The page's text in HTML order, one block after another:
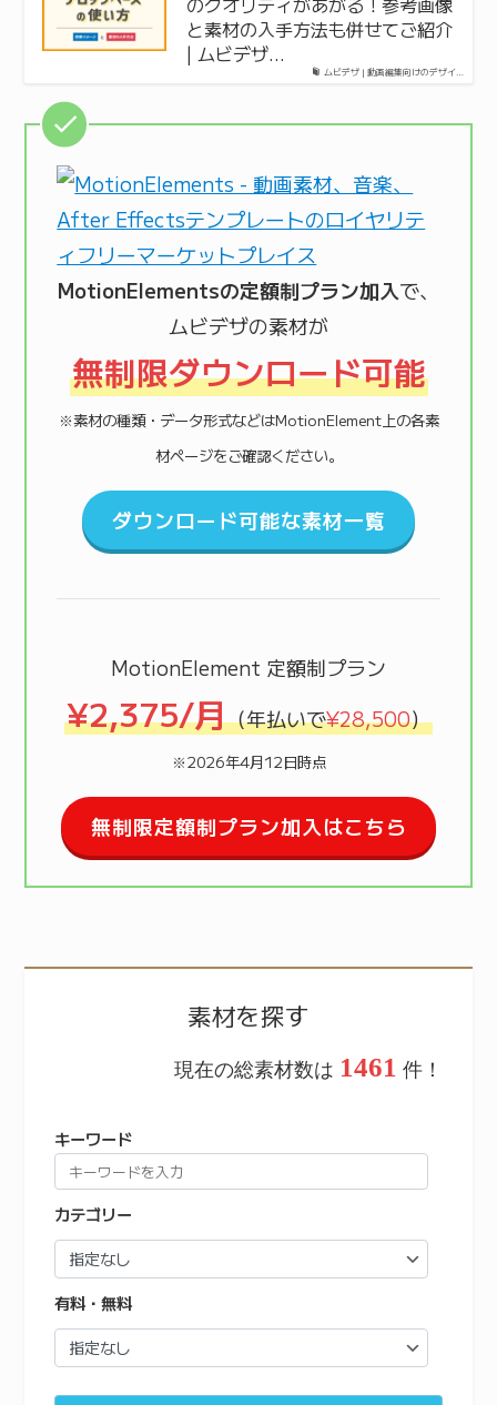
ムビデザ | 動画編集向けのデザイ…
と素材の入手方法も併せてご紹介
| ムビデザ…
MotionElementsの定額制プラン加入で、
ムビデザの素材が
無制限ダウンロード可能
※素材の種類・データ形式などはMotionElement上の各素
材ページをご確認ください。
ダウンロード可能な素材一覧
MotionElement 定額制プラン
¥2,375/月（年払いで¥28,500）
※2026年4月12日時点
無制限定額制プラン加入はこちら
素材を探す
現在の総素材数は 1461 件！
キーワード
カテゴリー
有料・無料